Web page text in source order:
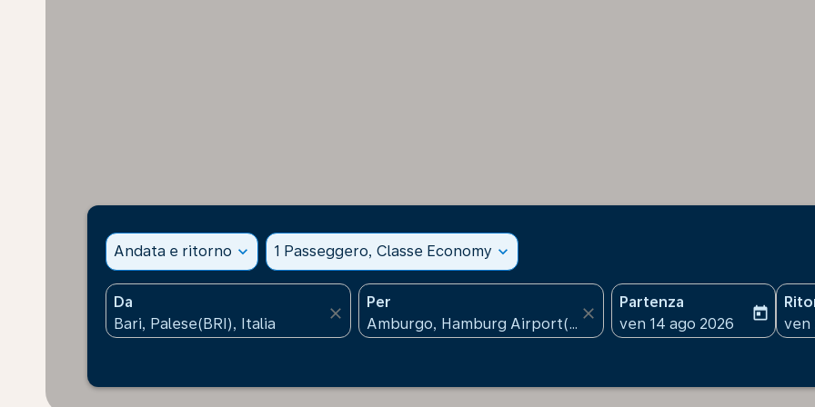
Andata e ritorno expand_more 1 Passeggero, Classe Economy expand_more
Da
close
Per
close
Partenza
fc-booking-departure-
ven 14 ago 2026
today
fc-
ven